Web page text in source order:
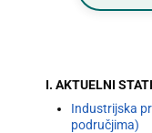
I. AKTUELNI
Industrijska
područjima)